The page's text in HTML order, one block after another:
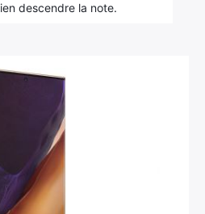
descendre la note.